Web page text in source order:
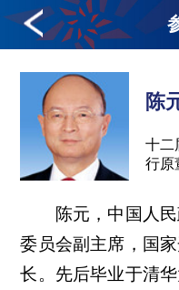
陈
十二
行原
陈元，中国人民
委员会副主席，国
长。先后毕业于清